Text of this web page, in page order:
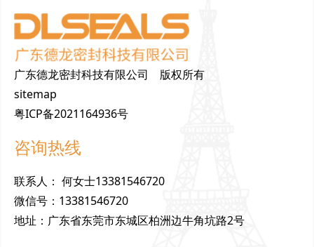
广东德龙密封科技有限公司 版权所有
sitemap
粤ICP备2021164936号
咨询热线
联系人 ： 何女士13381546720
微信号 ： 13381546720
地址 ： 广东省东莞市东城区柏洲边牛角坑路2号